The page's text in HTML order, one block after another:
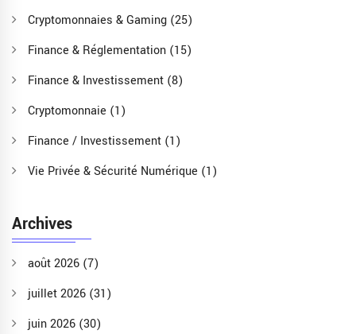
Cryptomonnaies & Gaming (25)
Finance & Réglementation (15)
Finance & Investissement (8)
Cryptomonnaie (1)
Finance / Investissement (1)
Vie Privée & Sécurité Numérique (1)
Archives
août 2026 (7)
juillet 2026 (31)
juin 2026 (30)